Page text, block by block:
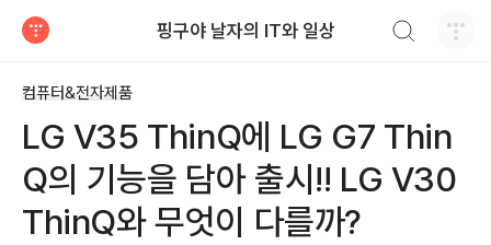
핑구야 날자의 IT와 일상
컴퓨터&전자제품
LG V35 ThinQ에 LG G7 Thin
Q의 기능을 담아 출시!! LG V30
ThinQ와 무엇이 다를까?